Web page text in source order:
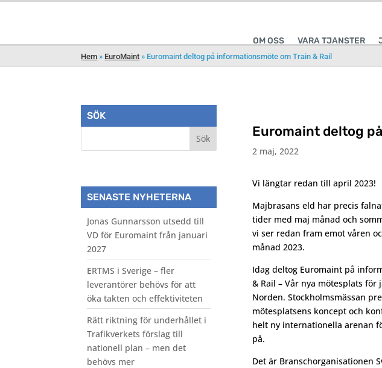
OM OSS VÅRA TJÄNSTER
Hem » EuroMaint » Euromaint deltog på informationsmöte om Train & Rail
SÖK
SENASTE NYHETERNA
Jonas Gunnarsson utsedd till
VD för Euromaint från januari
2027
ERTMS i Sverige – fler
leverantörer behövs för att
öka takten och effektiviteten
Rätt riktning för underhållet i
Trafikverkets förslag till
nationell plan – men det
behövs mer
Euromaint deltog
2 maj, 2022
Vi längtar redan till april 2023!
Majbrasans eld har precis
tider med maj månad och
vi ser redan fram emot våren
månad 2023.
Idag deltog Euromaint på
& Rail – Vår nya mötesplats för
Norden. Stockholmsmässan
mötesplatsens koncept och
helt ny internationella arenan
på.
Det är Branschorganisationen